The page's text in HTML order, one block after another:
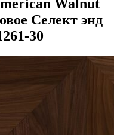
Walnut
Селект энд
30